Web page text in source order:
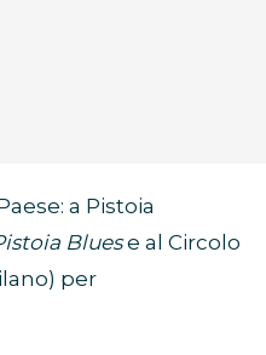
a Pistoia
Bluese al Circolo
per